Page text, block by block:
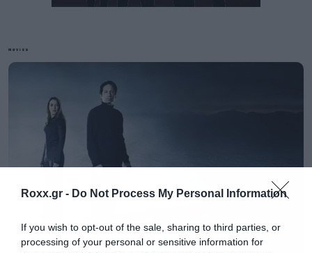
Roxx.gr - Do Not Process My Personal Information
If you wish to opt-out of the sale, sharing to third parties, or
processing of your personal or sensitive information for
Πρόκειται για μία σκηνή με τον Άρθουρ Φλεκ
και τον Ράνταλ, την ώρα που πηγαίνουν στο
γραφείο των κλόουν.
«Κατά τη διάρκεια των γυρισμάτων σκεφτήκαμε
ότι ήταν από τις καλύτερες σκηνές που
γυρίσαμε. Πάντα μου άρεσε πάρα πολύ. Και
MOVIES